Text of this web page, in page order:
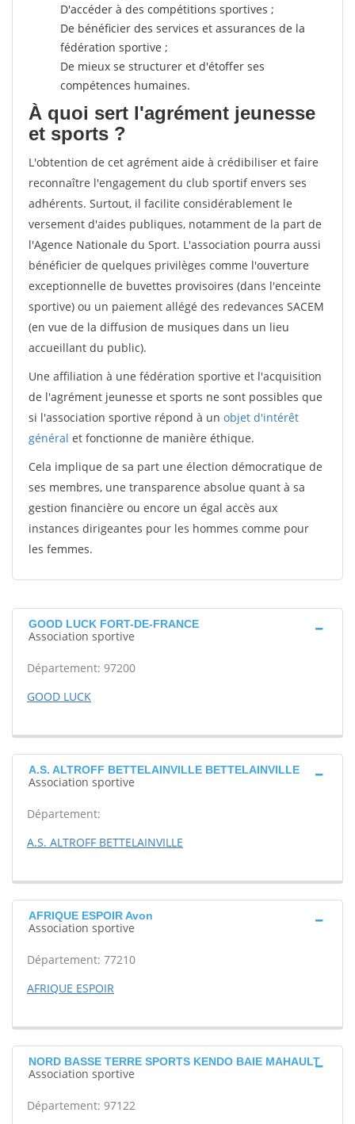
D'accéder à des compétitions sportives ;
De bénéficier des services et assurances de la
fédération sportive ;
De mieux se structurer et d'étoffer ses
compétences humaines.
À quoi sert l'agrément jeunesse
et sports ?
L'obtention de cet agrément aide à crédibiliser et faire
reconnaître l'engagement du club sportif envers ses
adhérents. Surtout, il facilite considérablement le
versement d'aides publiques, notamment de la part de
l'Agence Nationale du Sport. L'association pourra aussi
bénéficier de quelques privilèges comme l'ouverture
exceptionnelle de buvettes provisoires (dans l'enceinte
sportive) ou un paiement allégé des redevances SACEM
(en vue de la diffusion de musiques dans un lieu
accueillant du public).
Une affiliation à une fédération sportive et l'acquisition
de l'agrément jeunesse et sports ne sont possibles que
si l'association sportive répond à un objet d'intérêt
général et fonctionne de manière éthique.
Cela implique de sa part une élection démocratique de
ses membres, une transparence absolue quant à sa
gestion financière ou encore un égal accès aux
instances dirigeantes pour les hommes comme pour
les femmes.
GOOD LUCK FORT-DE-FRANCE
Association sportive
Département: 97200
GOOD LUCK
A.S. ALTROFF BETTELAINVILLE BETTELAINVILLE
Association sportive
Département:
A.S. ALTROFF BETTELAINVILLE
AFRIQUE ESPOIR Avon
Association sportive
Département: 77210
AFRIQUE ESPOIR
NORD BASSE TERRE SPORTS KENDO BAIE MAHAULT
Association sportive
Département: 97122